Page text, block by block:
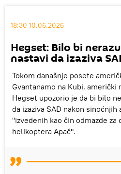
18:30 10.06.2026
Hegset: Bilo bi
nastavi da izaziva
Tokom današnje posete
Gvantanamo na Kubi,
Hegset upozorio je da bi bilo
da izaziva SAD nakon sinoćnjih
"izvedenih kao čin odmazde za
helikoptera Apač".